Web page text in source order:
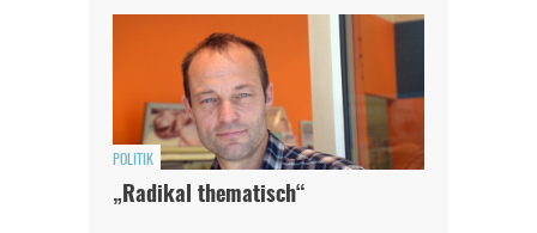
POLITIK
„Radikal thematisch“